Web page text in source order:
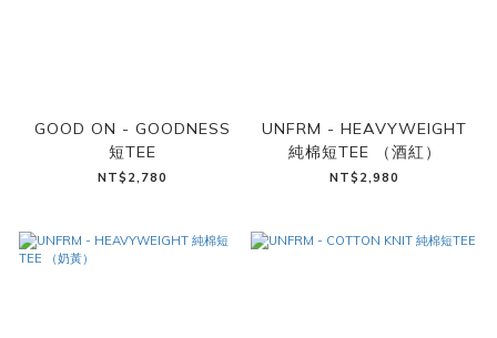
GOOD ON - GOODNESS
短TEE
NT$2,780
UNFRM - HEAVYWEIGHT
純棉短TEE （酒紅）
NT$2,980